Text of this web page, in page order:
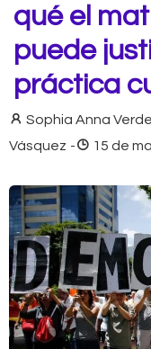
qué el
puede
práctica
Sophia Anna
Vásquez - 15 de